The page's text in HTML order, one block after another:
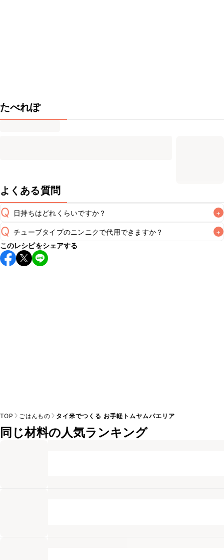
たべれぽ
よくある質問
Q 日持ちはどれくらいですか？ +
A
保存期間は冷蔵で当日中が目安です。なるべくお早めにお召
し上がりください。
※日持ちは目安です。
Q チューブタイプのニンニクで代用できますか？ +
A
チューブタイプのニンニクを使用してもお作りいただけま
す。小さじ1を目安に加え、お好みの風味になるようご調節く
このレシピをシェアする
TOP ごはんもの タイ米でつくる お手軽トムヤムパエリア
同じ材料の人気ランキング